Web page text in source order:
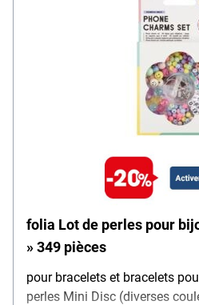
folia Lot de perles pour
» 349 pièces
pour bracelets et bracelets
perles Mini Disc (diverses